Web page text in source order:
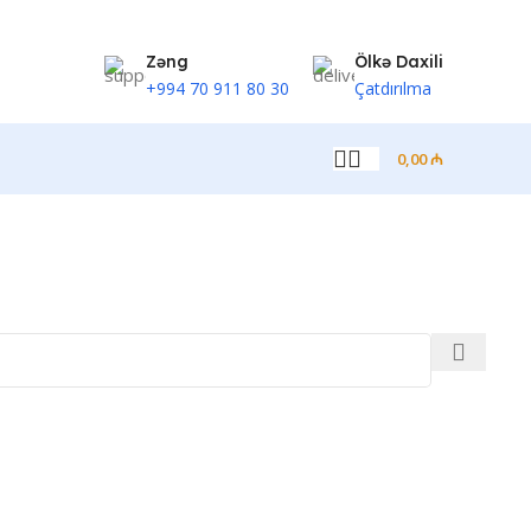
Zəng
+994 70 911 80 30
Ölkə Daxili
Çatdırılma
0,00₼